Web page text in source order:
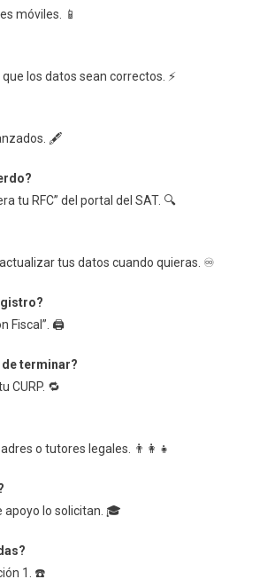
móviles. 📱
los datos sean correctos. ⚡
🖋️
tu RFC” del portal del SAT. 🔍
tus datos cuando quieras. ♾️
Fiscal”. 🖨️
terminar?
CURP. 🔁
o tutores legales. 👨‍👩‍👧
apoyo lo solicitan. 🎓
1. ☎️